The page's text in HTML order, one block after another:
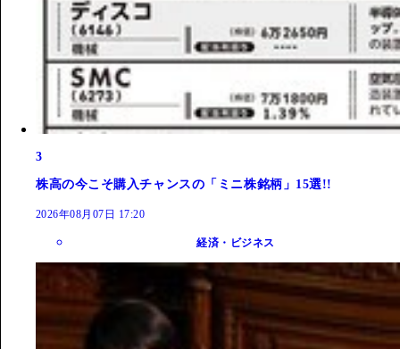
3
株高の今こそ購入チャンスの「ミニ株銘柄」15選!!
2026年08月07日 17:20
経済・ビジネス